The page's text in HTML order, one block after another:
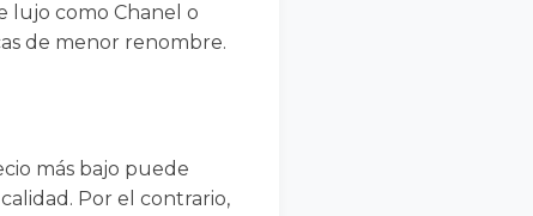
lujo como Chanel o
de menor renombre.
más bajo puede
Por el contrario,